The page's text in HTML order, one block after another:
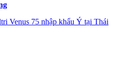
Venus 75 nhập khẩu Ý tại Thái